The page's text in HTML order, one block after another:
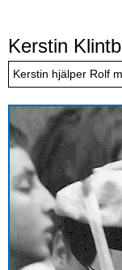
Kerstin
Kerstin hjälper Rolf